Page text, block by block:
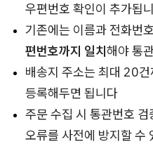
우편번호 확인이 추가됩
기존에는 이름과 전화번
편번호까지 일치해야 통
배송지 주소는 최대 20
등록해두면 됩니다
주문 수집 시 통관번호
오류를 사전에 방지할 수